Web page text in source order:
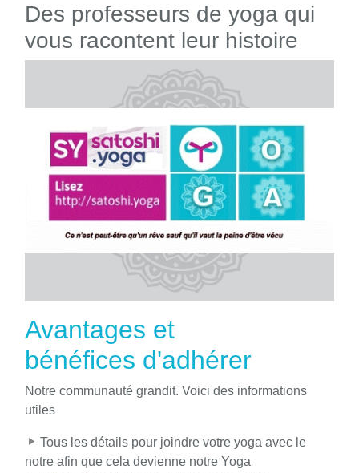
Des professeurs de yoga qui
vous racontent leur histoire
Avantages et
bénéfices d'adhérer
Notre communauté grandit. Voici des informations
utiles
Tous les détails pour joindre votre yoga avec le
notre afin que cela devienne notre Yoga